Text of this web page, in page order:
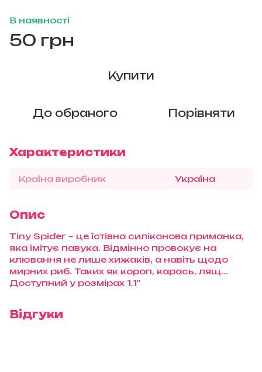
В наявності
50 грн
Купити
До обраного Порівняти
Характеристики
Країна виробник Україна
Опис
Tiny Spider – це їстівна силіконова приманка,
яка імітує павука. Відмінно провокує на
клювання не лише хижаків, а навіть щодо
мирних риб. Таких як короп, карась, лящ...
Доступний у розмірах 1.1"
Відгуки